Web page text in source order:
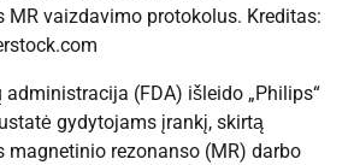
MR vaizdavimo protokolus. Kreditas:
(FDA) išleido „Philips“
gydytojams įrankį, skirtą
magnetinio rezonanso (MR) darbo